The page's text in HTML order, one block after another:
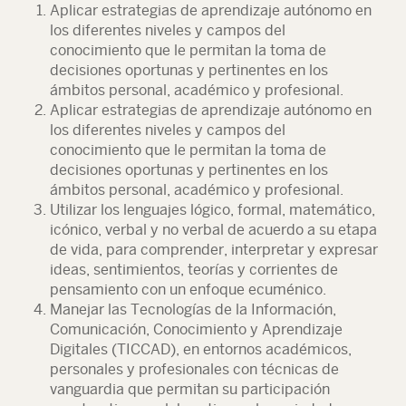
Aplicar estrategias de aprendizaje autónomo en
los diferentes niveles y campos del
conocimiento que le permitan la toma de
decisiones oportunas y pertinentes en los
ámbitos personal, académico y profesional.
Aplicar estrategias de aprendizaje autónomo en
los diferentes niveles y campos del
conocimiento que le permitan la toma de
decisiones oportunas y pertinentes en los
ámbitos personal, académico y profesional.
Utilizar los lenguajes lógico, formal, matemático,
icónico, verbal y no verbal de acuerdo a su etapa
de vida, para comprender, interpretar y expresar
ideas, sentimientos, teorías y corrientes de
pensamiento con un enfoque ecuménico.
Manejar las Tecnologías de la Información,
Comunicación, Conocimiento y Aprendizaje
Digitales (TICCAD), en entornos académicos,
personales y profesionales con técnicas de
vanguardia que permitan su participación